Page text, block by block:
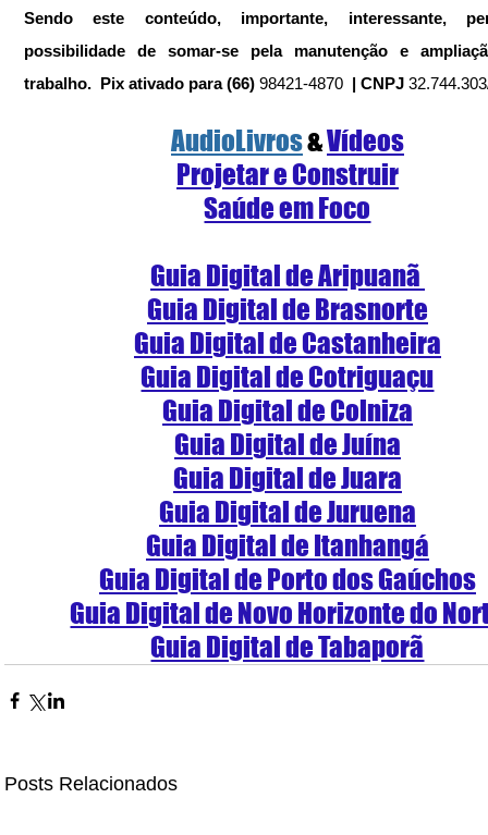
Sendo este conteúdo, importante, interessante,
possibilidade de somar-se pela manutenção e
trabalho.  Pix ativado para (66) 98421-4870 | CNPJ
AudioLivros & Vídeos
Projetar e Construir
Saúde em Foco
Guia Digital de Aripuanã
Guia Digital de Brasnorte
Guia Digital de Castanheira
Guia Digital de Cotriguaçu
Guia Digital de Colniza
Guia Digital de Juína
Guia Digital de Juara
Guia Digital de Juruena
Guia Digital de Itanhangá
Guia Digital de Porto dos Gaúchos
Guia Digital de Novo Horizonte do
Guia Digital de Tabaporã
Posts Relacionados